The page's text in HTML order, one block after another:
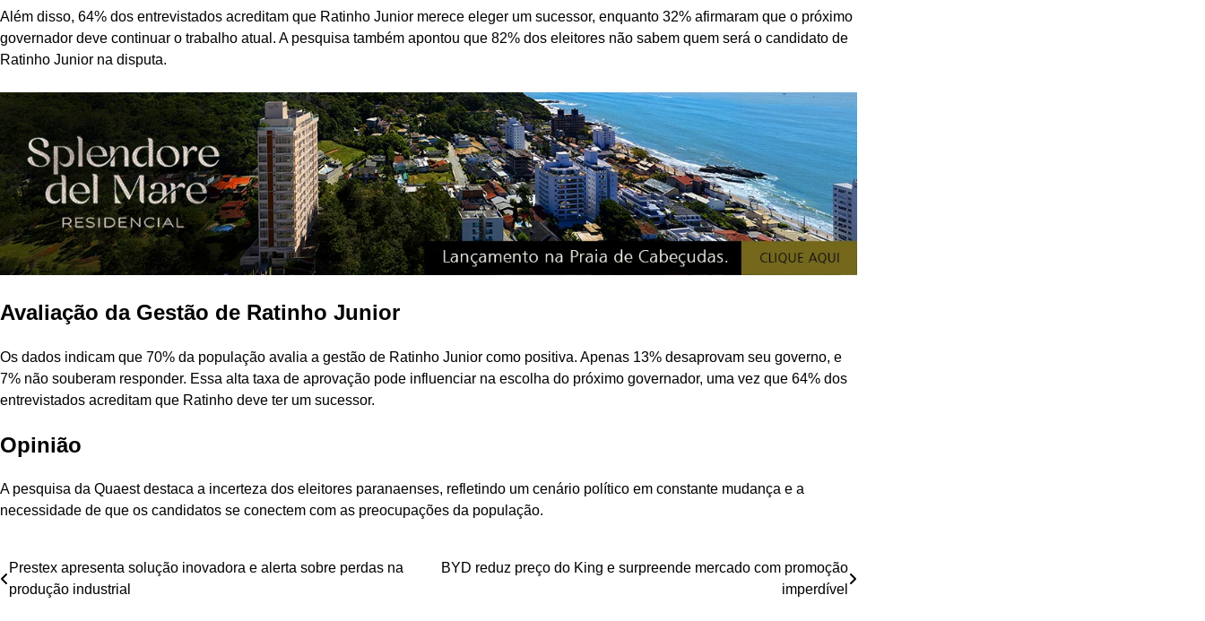
Além disso, 64% dos entrevistados acreditam que Ratinho Junior merece eleger um sucessor, enquanto 32% afirmaram que o próximo
governador deve continuar o trabalho atual. A pesquisa também apontou que 82% dos eleitores não sabem quem será o candidato de
Ratinho Junior na disputa.
Avaliação da Gestão de Ratinho Junior
Os dados indicam que 70% da população avalia a gestão de Ratinho Junior como positiva. Apenas 13% desaprovam seu governo, e
7% não souberam responder. Essa alta taxa de aprovação pode influenciar na escolha do próximo governador, uma vez que 64% dos
entrevistados acreditam que Ratinho deve ter um sucessor.
Opinião
A pesquisa da Quaest destaca a incerteza dos eleitores paranaenses, refletindo um cenário político em constante mudança e a
necessidade de que os candidatos se conectem com as preocupações da população.
Navegação
de
Prestex apresenta solução inovadora e alerta sobre perdas na
produção industrial
BYD reduz preço do King e surpreende mercado com promoção
imperdível